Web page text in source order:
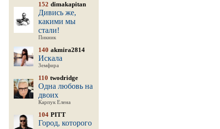
152 dimakapitan
Дивись же,
какими мы
стали!
Пикник
140 akmira2814
Искала
Земфира
110 twodridge
Одна любовь на
двоих
Карпук Елена
104 PITT
Город, которого